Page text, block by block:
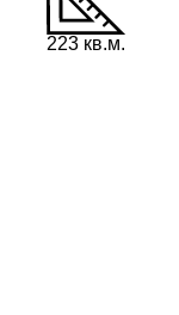
223 кв.м.